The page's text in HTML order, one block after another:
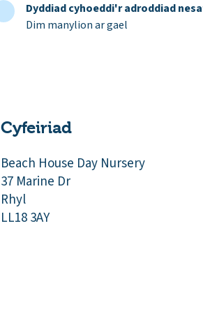
Dyddiad cyhoeddi'r adroddiad
Dim manylion ar gael
Cyfeiriad
Beach House Day Nursery
37 Marine Dr
Rhyl
LL18 3AY